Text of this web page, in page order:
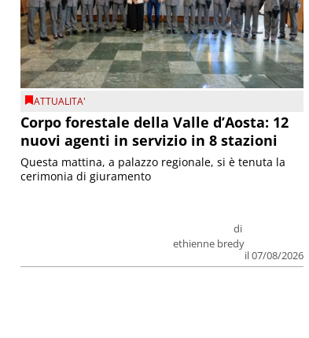
ATTUALITA'
Corpo forestale della Valle d’Aosta: 12
nuovi agenti in servizio in 8 stazioni
di
ethienne bredy
il 07/08/2026
Questa mattina, a palazzo regionale, si è tenuta la
cerimonia di giuramento